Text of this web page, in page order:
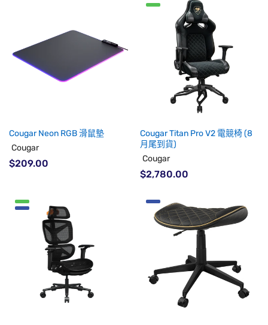
Cougar Neon RGB 滑鼠墊
Cougar
$209.00
Cougar Titan Pro V2 電競椅 (8
月尾到貨)
Cougar
$2,780.00